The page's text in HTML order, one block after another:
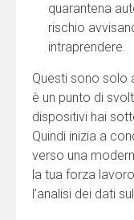
quarantena
rischio
intraprendere.
Questi sono solo
è un punto di
dispositivi hai
Quindi inizia a
verso una
la tua forza
l’analisi dei dati